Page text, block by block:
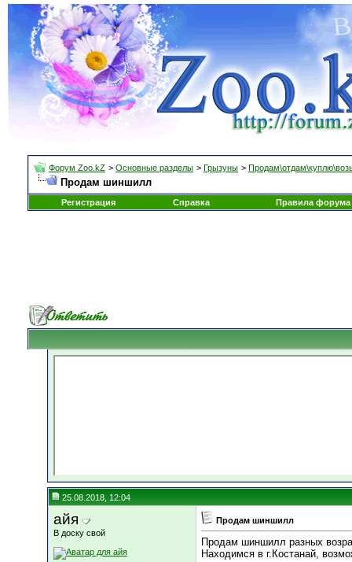
Форум Zoo.kZ > Основные разделы > Грызуны >
Продам шиншилл
Регистрация Справка Правила форума
25.08.2018, 12:04
айя
В доску свой
Продам шиншилл
Продам шиншилл разных
Находимся в г.Костанай,